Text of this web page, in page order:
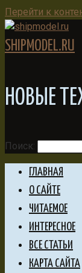
Перейти к
SHIPMODEL.RU
НОВЫЕ
Поиск:
ГЛАВНАЯ
О САЙТЕ
ЧИТАЕМОЕ
ИНТЕРЕСНОЕ
ВСЕ СТАТЬИ
КАРТА САЙТА